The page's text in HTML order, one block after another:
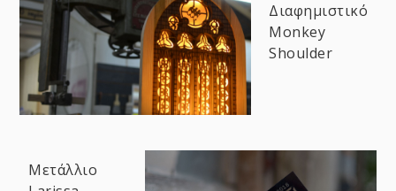
Διαφημιστικό
Monkey
Shoulder
Μετάλλιο